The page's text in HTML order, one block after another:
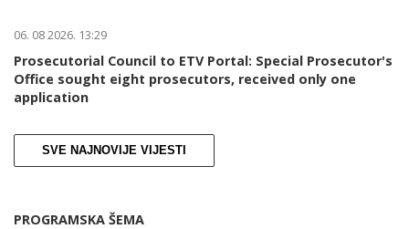
06. 08 2026. 13:29
Prosecutorial Council to ETV Portal: Special Prosecutor's
Office sought eight prosecutors, received only one
application
SVE NAJNOVIJE VIJESTI
PROGRAMSKA ŠEMA